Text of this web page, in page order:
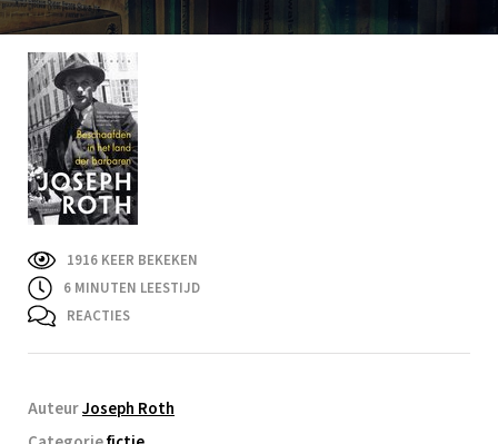
1916 KEER BEKEKEN
6 MINUTEN LEESTIJD
REACTIES
AuteurJoseph Roth